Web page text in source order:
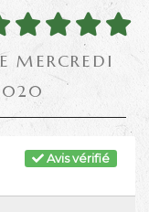
MERCREDI
Avis vérifié